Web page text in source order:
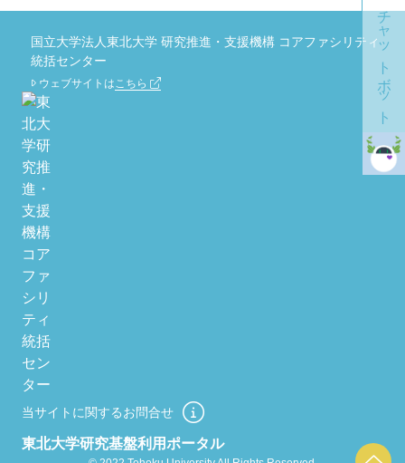
チャットボット
東北大学研究基盤利用ポータル
当サイトに関するお問合せ
国立大学法人東北大学 研究推進・支援機構 コアファシリティ
統括センター
ウェブサイトはこちら